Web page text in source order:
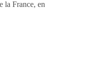
la France, en